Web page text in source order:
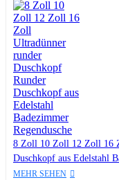
8 Zoll 10 Zoll 12 Zoll 16
Duschkopf aus Edelstahl
MEHR SEHEN